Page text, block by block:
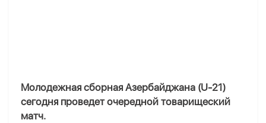
Молодежная сборная Азербайджана (U-21)
сегодня проведет очередной товарищеский
матч.